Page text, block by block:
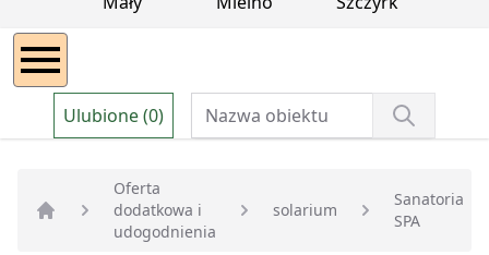
Ulubione (0)
Strona główna
Oferta
dodatkowa i
udogodnienia
solarium
Sanatoria
SPA